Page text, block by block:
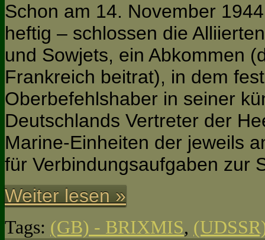
Schon am 14. November
heftig – schlossen die
und Sowjets, ein Abkommen
Frankreich beitrat), in dem
Oberbefehlshaber in seiner
Deutschlands Vertreter der
Marine-Einheiten der jeweils
für Verbindungsaufgaben zur
Weiter lesen »
Tags: (GB) - BRIXMIS,